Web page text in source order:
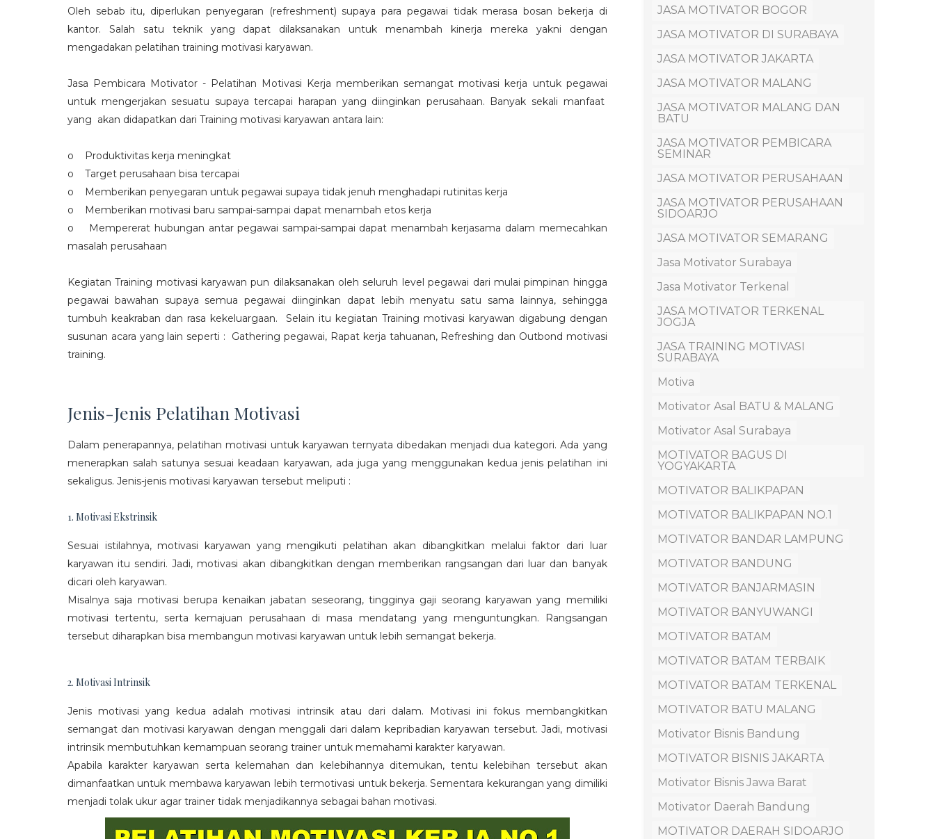
Oleh sebab itu, diperlukan penyegaran (refreshment) supaya para pegawai tidak merasa bosan bekerja di
kantor. Salah satu teknik yang dapat dilaksanakan untuk menambah kinerja mereka yakni dengan
mengadakan pelatihan training motivasi karyawan.
Jasa Pembicara Motivator - Pelatihan Motivasi Kerja memberikan semangat motivasi kerja untuk pegawai
untuk mengerjakan sesuatu supaya tercapai harapan yang diinginkan perusahaan. Banyak sekali manfaat
yang akan didapatkan dari Training motivasi karyawan antara lain:
o Produktivitas kerja meningkat
o Target perusahaan bisa tercapai
o Memberikan penyegaran untuk pegawai supaya tidak jenuh menghadapi rutinitas kerja
o Memberikan motivasi baru sampai-sampai dapat menambah etos kerja
o Mempererat hubungan antar pegawai sampai-sampai dapat menambah kerjasama dalam memecahkan
masalah perusahaan
Kegiatan Training motivasi karyawan pun dilaksanakan oleh seluruh level pegawai dari mulai pimpinan hingga
pegawai bawahan supaya semua pegawai diinginkan dapat lebih menyatu satu sama lainnya, sehingga
tumbuh keakraban dan rasa kekeluargaan. Selain itu kegiatan Training motivasi karyawan digabung dengan
susunan acara yang lain seperti : Gathering pegawai, Rapat kerja tahuanan, Refreshing dan Outbond motivasi
training.
Jenis-Jenis Pelatihan Motivasi
Dalam penerapannya, pelatihan motivasi untuk karyawan ternyata dibedakan menjadi dua kategori. Ada yang
menerapkan salah satunya sesuai keadaan karyawan, ada juga yang menggunakan kedua jenis pelatihan ini
sekaligus. Jenis-jenis motivasi karyawan tersebut meliputi :
1. Motivasi Ekstrinsik
Sesuai istilahnya, motivasi karyawan yang mengikuti pelatihan akan dibangkitkan melalui faktor dari luar
karyawan itu sendiri. Jadi, motivasi akan dibangkitkan dengan memberikan rangsangan dari luar dan banyak
dicari oleh karyawan.
Misalnya saja motivasi berupa kenaikan jabatan seseorang, tingginya gaji seorang karyawan yang memiliki
motivasi tertentu, serta kemajuan perusahaan di masa mendatang yang menguntungkan. Rangsangan
tersebut diharapkan bisa membangun motivasi karyawan untuk lebih semangat bekerja.
2. Motivasi Intrinsik
Jenis motivasi yang kedua adalah motivasi intrinsik atau dari dalam. Motivasi ini fokus membangkitkan
semangat dan motivasi karyawan dengan menggali dari dalam kepribadian karyawan tersebut. Jadi, motivasi
intrinsik membutuhkan kemampuan seorang trainer untuk memahami karakter karyawan.
Apabila karakter karyawan serta kelemahan dan kelebihannya ditemukan, tentu kelebihan tersebut akan
dimanfaatkan untuk membawa karyawan lebih termotivasi untuk bekerja. Sementara kekurangan yang dimiliki
menjadi tolak ukur agar trainer tidak menjadikannya sebagai bahan motivasi.
JASA MOTIVATOR BOGOR
JASA MOTIVATOR DI SURABAYA
JASA MOTIVATOR JAKARTA
JASA MOTIVATOR MALANG
JASA MOTIVATOR MALANG DAN
BATU
JASA MOTIVATOR PEMBICARA
SEMINAR
JASA MOTIVATOR PERUSAHAAN
JASA MOTIVATOR PERUSAHAAN
SIDOARJO
JASA MOTIVATOR SEMARANG
Jasa Motivator Surabaya
Jasa Motivator Terkenal
JASA MOTIVATOR TERKENAL
JOGJA
JASA TRAINING MOTIVASI
SURABAYA
Motiva
Motivator Asal BATU & MALANG
Motivator Asal Surabaya
MOTIVATOR BAGUS DI
YOGYAKARTA
MOTIVATOR BALIKPAPAN
MOTIVATOR BALIKPAPAN NO.1
MOTIVATOR BANDAR LAMPUNG
MOTIVATOR BANDUNG
MOTIVATOR BANJARMASIN
MOTIVATOR BANYUWANGI
MOTIVATOR BATAM
MOTIVATOR BATAM TERBAIK
MOTIVATOR BATAM TERKENAL
MOTIVATOR BATU MALANG
Motivator Bisnis Bandung
MOTIVATOR BISNIS JAKARTA
Motivator Bisnis Jawa Barat
Motivator Daerah Bandung
MOTIVATOR DAERAH SIDOARJO